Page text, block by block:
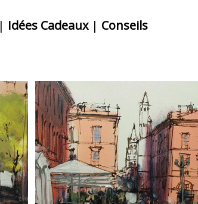
| Idées Cadeaux| Conseils